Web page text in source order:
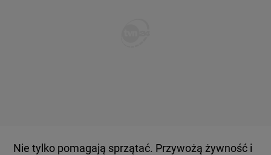
Nie tylko pomagają sprzątać. Przywożą żywność i